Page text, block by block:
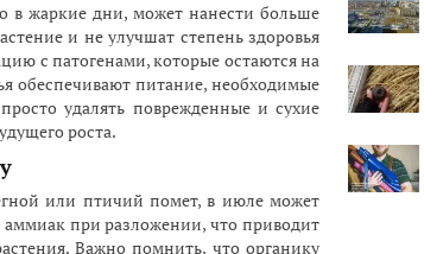
в жаркие дни, может нанести больше
и не улучшат степень здоровья
с патогенами, которые остаются на
обеспечивают питание, необходимые
удалять поврежденные и сухие
роста.
или птичий помет, в июле может
аммиак при разложении, что приводит
Важно помнить, что органику